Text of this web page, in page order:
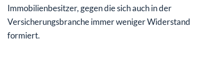
Immobilienbesitzer, gegen die sich auch in der
Versicherungsbranche immer weniger Widerstand
formiert.